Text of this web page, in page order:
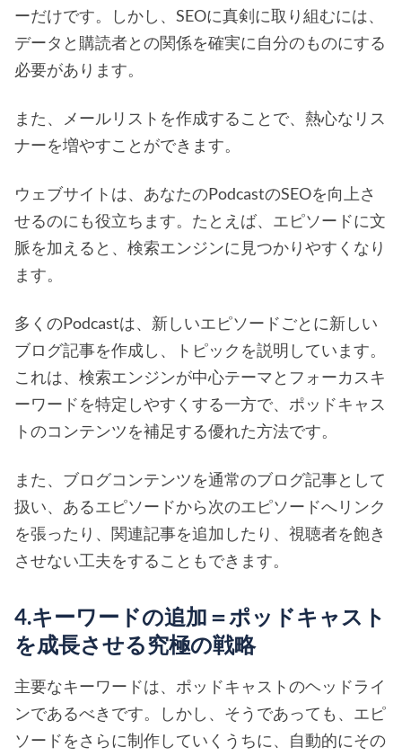
ーだけです。しかし、SEOに真剣に取り組むには、
データと購読者との関係を確実に自分のものにする
必要があります。
また、メールリストを作成することで、熱心なリス
ナーを増やすことができます。
ウェブサイトは、あなたのPodcastのSEOを向上さ
せるのにも役立ちます。たとえば、エピソードに文
脈を加えると、検索エンジンに見つかりやすくなり
ます。
多くのPodcastは、新しいエピソードごとに新しい
ブログ記事を作成し、トピックを説明しています。
これは、検索エンジンが中心テーマとフォーカスキ
ーワードを特定しやすくする一方で、ポッドキャス
トのコンテンツを補足する優れた方法です。
また、ブログコンテンツを通常のブログ記事として
扱い、あるエピソードから次のエピソードへリンク
を張ったり、関連記事を追加したり、視聴者を飽き
させない工夫をすることもできます。
4.キーワードの追加＝ポッドキャスト
を成長させる究極の戦略
主要なキーワードは、ポッドキャストのヘッドライ
ンであるべきです。しかし、そうであっても、エピ
ソードをさらに制作していくうちに、自動的にその